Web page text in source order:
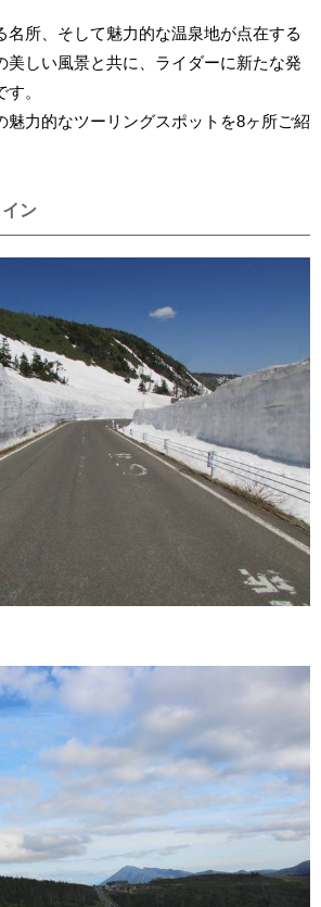
名所、そして魅力的な温泉地が点在する
美しい風景と共に、ライダーに新たな発
。
魅力的なツーリングスポットを8ヶ所ご紹
ン